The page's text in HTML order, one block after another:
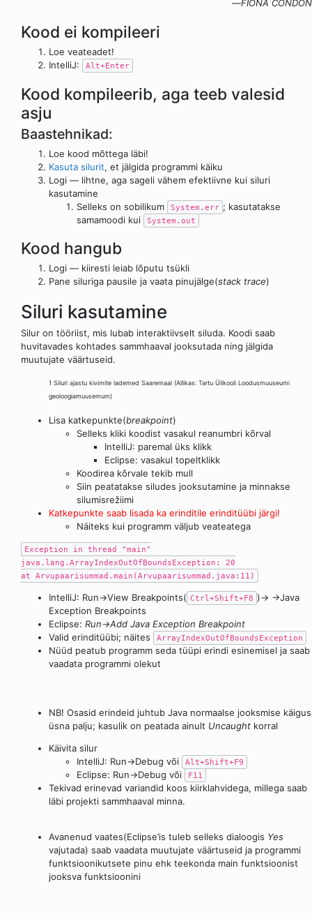
—FIONA CONDON
Kood ei kompileeri
Loe veateadet!
IntelliJ:
Alt+Enter
Kood kompileerib, aga teeb valesid
asju
Baastehnikad:
Loe kood mõttega läbi!
Kasuta silurit, et jälgida programmi käiku
Logi — lihtne, aga sageli vähem efektiivne kui siluri
kasutamine
Selleks on sobilikum
System.err ; kasutatakse
samamoodi kui
System.out
Kood hangub
Logi — kiiresti leiab lõputu tsükli
Pane siluriga pausile ja vaata pinujälge(stack trace)
Siluri kasutamine
Silur on tööriist, mis lubab interaktiivselt siluda. Koodi saab
huvitavades kohtades sammhaaval jooksutada ning jälgida
muutujate väärtuseid.
1 Siluri ajastu kivimite lademed Saaremaal (Allikas: Tartu Ülikooli Loodusmuuseumi
geoloogiamuusemum)
Lisa katkepunkte(breakpoint)
Selleks kliki koodist vasakul reanumbri kõrval
IntelliJ: paremal üks klikk
Eclipse: vasakul topeltklikk
Koodirea kõrvale tekib mull
Siin peatatakse siludes jooksutamine ja minnakse
silumisrežiimi
Katkepunkte saab lisada ka erinditile erinditüübi järgi!
Näiteks kui programm väljub veateatega
Exception in thread "main"
java.lang.ArrayIndexOutOfBoundsException: 20
at Arvupaarisummad.main(Arvupaarisummad.java:11)
IntelliJ: Run→View Breakpoints( Ctrl+Shift+F8 )→ →Java
Exception Breakpoints
Eclipse: Run→Add Java Exception Breakpoint
Valid erinditüübi; näites
ArrayIndexOutOfBoundsException
Nüüd peatub programm seda tüüpi erindi esinemisel ja saab
vaadata programmi olekut
NB! Osasid erindeid juhtub Java normaalse jooksmise käigus
üsna palju; kasulik on peatada ainult Uncaught korral
Käivita silur
IntelliJ: Run→Debug või
Alt+Shift+F9
Eclipse: Run→Debug või F11
Tekivad erinevad variandid koos kiirklahvidega, millega saab
läbi projekti sammhaaval minna.
Avanenud vaates(Eclipse’is tuleb selleks dialoogis Yes
vajutada) saab vaadata muutujate väärtuseid ja programmi
funktsioonikutsete pinu ehk teekonda main funktsioonist
jooksva funktsioonini